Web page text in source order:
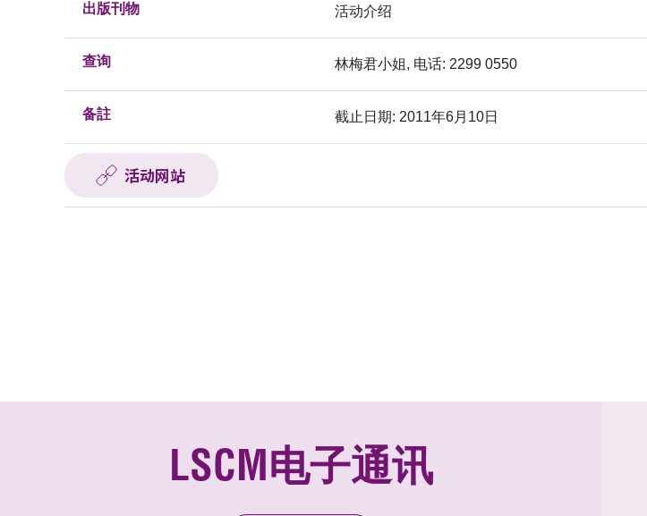
出版刊物 活动介绍
查询 林梅君小姐, 电话: 2299 0550
备註 截止日期: 2011年6月10日
活动网站
LSCM电子通讯